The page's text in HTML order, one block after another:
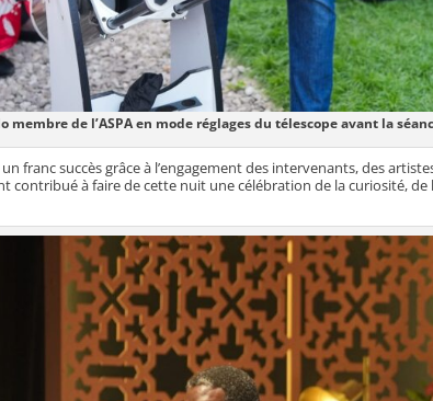
membre de l’ASPA en mode réglages du télescope avant la
franc succès grâce à l’engagement des intervenants, des
contribué à faire de cette nuit une célébration de la curiosité, de